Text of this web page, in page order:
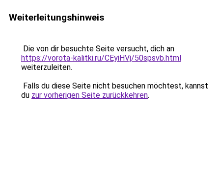
Weiterleitungshinweis
Die von dir besuchte Seite versucht, dich an
https://vorota-kalitki.ru/CEyiHVj/50spsvb.html
weiterzuleiten.
Falls du diese Seite nicht besuchen möchtest, kannst
du zur vorherigen Seite zurückkehren.